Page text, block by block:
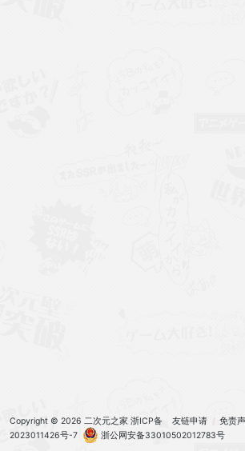
友链申请 免责
Copyright © 2026 二次元之家 浙ICP备
2023011426号-7
浙公网安备33010502012783号